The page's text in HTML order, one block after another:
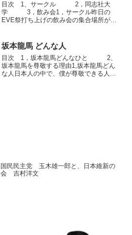
目次 1、サークル 2，同志社大
学 3，飲み会1，サークル昨日の
EVE祭打ち上げの飲み会の集合場所が、
撮りました。昨日、母校は学祭（EVE
祭）で、盛り上がってい...
坂本龍馬 どんな人
目次 1，坂本龍馬どんなひと 2、
坂本龍馬を尊敬する理由1,坂本龍馬どん
な人日本人の中で、僕が尊敬できる人間
国民民主党 玉木雄一郎と、日本維新の
会 吉村洋文